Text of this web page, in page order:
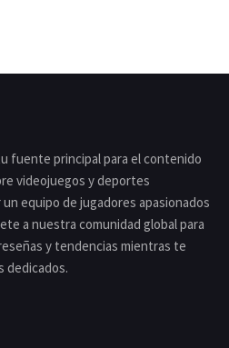
fuente principal para el contenido
videojuegos y deportes
equipo de jugadores apasionados
a nuestra comunidad global para
y tendencias mientras te
dedicados.